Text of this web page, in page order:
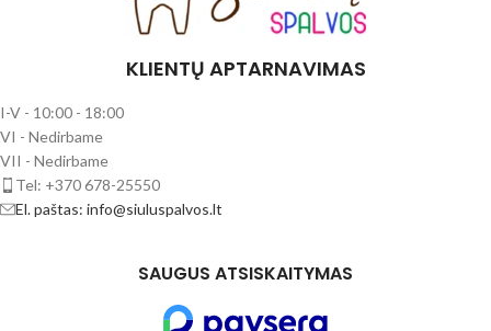
KLIENTŲ APTARNAVIMAS
I-V - 10:00 - 18:00
VI - Nedirbame
VII - Nedirbame
Tel: +370 678-25550
El. paštas: info@siuluspalvos.lt
SAUGUS ATSISKAITYMAS